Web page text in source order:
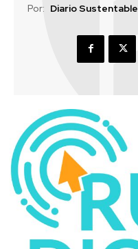
Por: Diario Sustentable